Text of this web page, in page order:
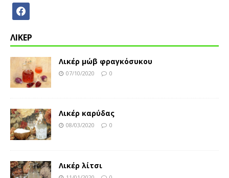
ΛΙΚΕΡ
Λικέρ μώβ φραγκόσυκου
07/10/2020 0
Λικέρ καρύδας
08/03/2020 0
Λικέρ λίτσι